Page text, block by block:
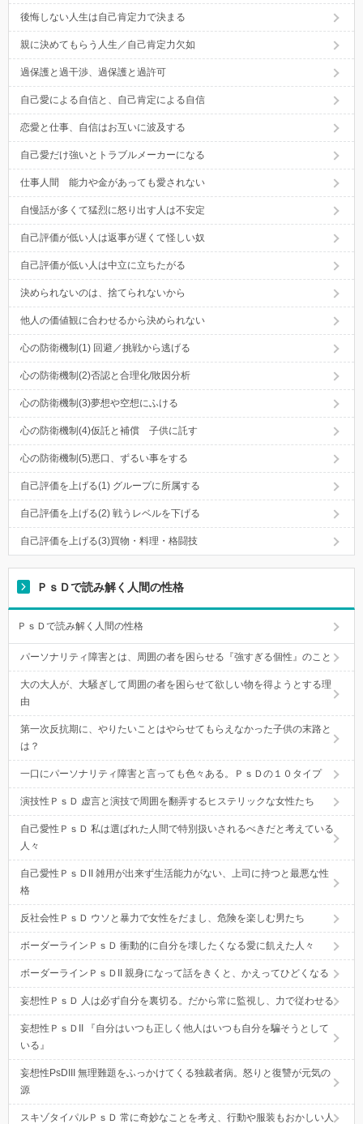
後悔しない人生は自己肯定力で決まる
親に決めてもらう人生／自己肯定力欠如
過保護と過干渉、過保護と過許可
自己愛による自信と、自己肯定による自信
恋愛と仕事、自信はお互いに波及する
自己愛だけ強いとトラブルメーカーになる
仕事人間 能力や金があっても愛されない
自慢話が多くて猛烈に怒り出す人は不安定
自己評価が低い人は返事が遅くて怪しい奴
自己評価が低い人は中立に立ちたがる
決められないのは、捨てられないから
他人の価値観に合わせるから決められない
心の防衛機制(1) 回避／挑戦から逃げる
心の防衛機制(2)否認と合理化/敗因分析
心の防衛機制(3)夢想や空想にふける
心の防衛機制(4)仮託と補償 子供に託す
心の防衛機制(5)悪口、ずるい事をする
自己評価を上げる(1) グループに所属する
自己評価を上げる(2) 戦うレベルを下げる
自己評価を上げる(3)買物・料理・格闘技
ＰｓＤで読み解く人間の性格
ＰｓＤで読み解く人間の性格
パーソナリティ障害とは、周囲の者を困らせる『強すぎる個性』のこと
大の大人が、大騒ぎして周囲の者を困らせて欲しい物を得ようとする理
由
第一次反抗期に、やりたいことはやらせてもらえなかった子供の末路と
は？
一口にパーソナリティ障害と言っても色々ある。ＰｓＤの１０タイプ
演技性ＰｓＤ 虚言と演技で周囲を翻弄するヒステリックな女性たち
自己愛性ＰｓＤ 私は選ばれた人間で特別扱いされるべきだと考えている
人々
自己愛性ＰｓＤII 雑用が出来ず生活能力がない、上司に持つと最悪な性
格
反社会性ＰｓＤ ウソと暴力で女性をだまし、危険を楽しむ男たち
ボーダーラインＰｓＤ 衝動的に自分を壊したくなる愛に飢えた人々
ボーダーラインＰｓＤII 親身になって話をきくと、かえってひどくなる
妄想性ＰｓＤ 人は必ず自分を裏切る。だから常に監視し、力で従わせる
妄想性ＰｓＤII 『自分はいつも正しく他人はいつも自分を騙そうとして
いる』
妄想性PsDIII 無理難題をふっかけてくる独裁者病。怒りと復讐が元気の
源
スキゾタイパルＰｓＤ 常に奇妙なことを考え、行動や服装もおかしい人